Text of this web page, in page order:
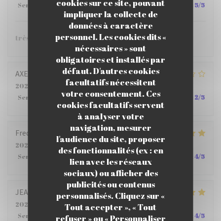
cookies sur ce site, pouvant
impliquer la collecte de
données à caractère
personnel. Les cookies dits «
nécessaires » sont
obligatoires et installés par
défaut. D'autres cookies
facultatifs nécessitent
votre consentement. Ces
cookies facultatifs servent
à analyser votre
navigation, mesurer
l'audience du site, proposer
des fonctionnalités (ex : en
lien avec les réseaux
sociaux) ou afficher des
publicités ou contenus
personnalisés. Cliquez sur «
Tout accepter », « Tout
refuser » ou « Personnaliser
Service
Ambiance:5/5 Cuisine :5/5 Qualité / Prix 5/5
très bien.
AXELLE
2026-07-22
- 12:15 - Couverts 4
Service
Ambiance:3/5 Cuisine:4/5 Qualité / Prix 2/5
Frederic
2026-07-23
- 12:00 - Couverts 5
Service
Ambiance:5/5 Cuisine: 4/5 Qualité / Prix 4/5
JEAN PHILIPPE
2026-07-23
- 12:15 - Couverts 6
Service
/5 Ambiance 5/5 Cuisine:5/5 Qualité / Prix 4/5